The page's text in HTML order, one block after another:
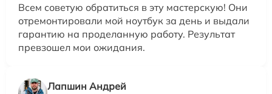
Всем советую обратиться в эту мастерскую! Они
отремонтировали мой ноутбук за день и выдали
гарантию на проделанную работу. Результат
превзошел мои ожидания.
Лапшин Андрей